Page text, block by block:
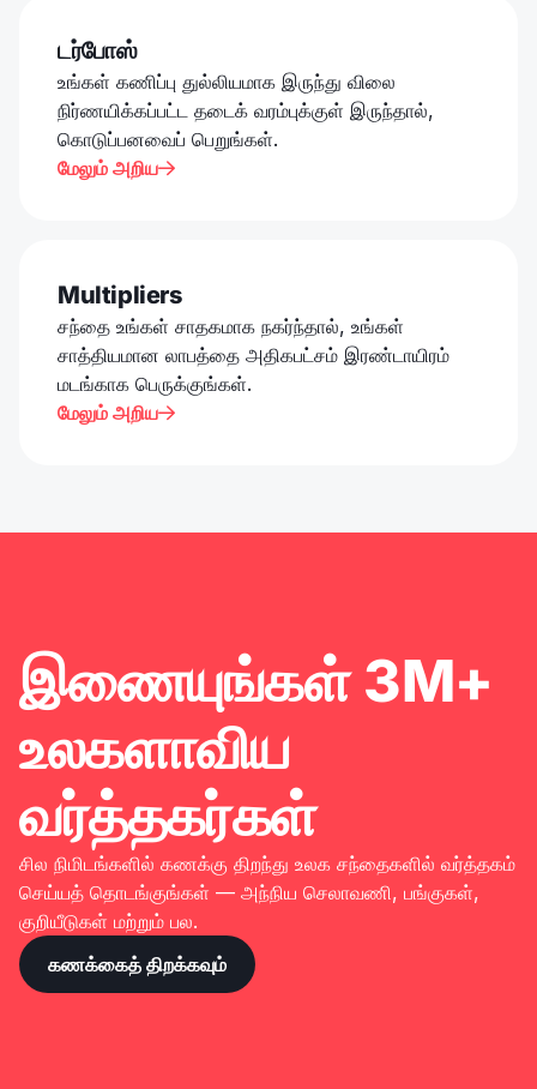
டர்போஸ்
உங்கள் கணிப்பு துல்லியமாக இருந்து விலை
நிர்ணயிக்கப்பட்ட தடைக் வரம்புக்குள் இருந்தால்,
கொடுப்பனவைப் பெறுங்கள்.
மேலும் அறிய
Multipliers
சந்தை உங்கள் சாதகமாக நகர்ந்தால், உங்கள்
சாத்தியமான லாபத்தை அதிகபட்சம் இரண்டாயிரம்
மடங்காக பெருக்குங்கள்.
மேலும் அறிய
இணையுங்கள் 3M+
உலகளாவிய
வர்த்தகர்கள்
சில நிமிடங்களில் கணக்கு திறந்து உலக சந்தைகளில் வர்த்தகம்
செய்யத் தொடங்குங்கள் — அந்நிய செலாவணி, பங்குகள்,
குறியீடுகள் மற்றும் பல.
கணக்கைத் திறக்கவும்